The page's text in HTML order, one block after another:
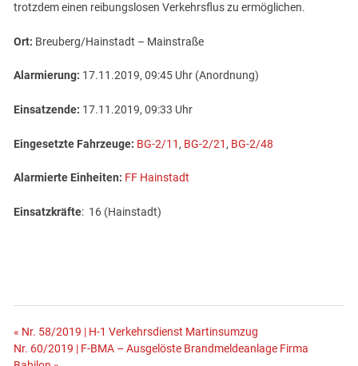
trotzdem einen reibungslosen Verkehrsflus zu ermöglichen.
Ort: Breuberg/Hainstadt – Mainstraße
Alarmierung: 17.11.2019, 09:45 Uhr (Anordnung)
Einsatzende: 17.11.2019, 09:33 Uhr
Eingesetzte Fahrzeuge: BG-2/11, BG-2/21, BG-2/48
Alarmierte Einheiten: FF Hainstadt
Einsatzkräfte: 16 (Hainstadt)
Beitragsnavigation
« Nr. 58/2019 | H-1 Verkehrsdienst Martinsumzug
Nr. 60/2019 | F-BMA – Ausgelöste Brandmeldeanlage Firma